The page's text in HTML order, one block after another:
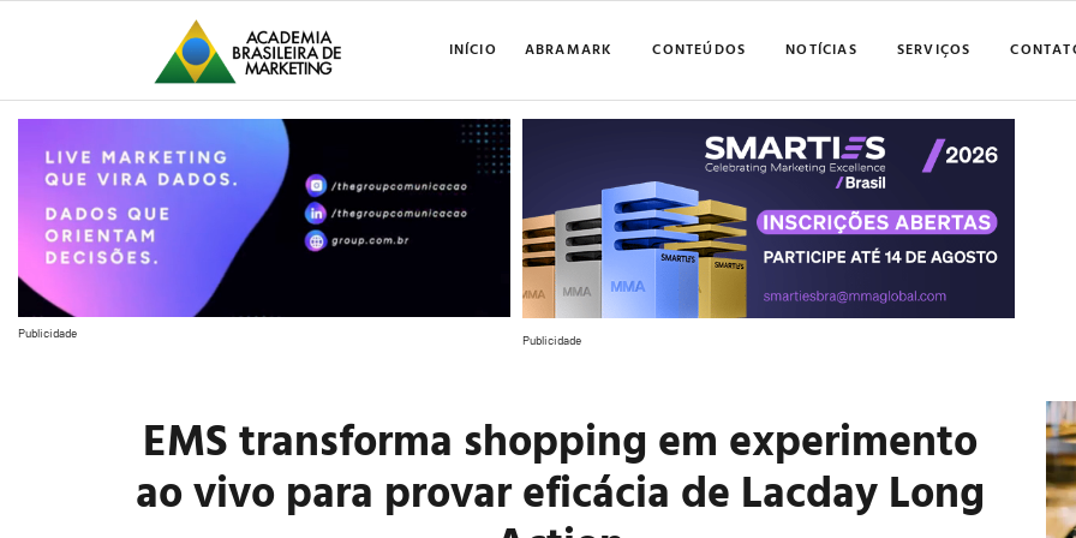
INÍCIO ABRAMARK CONTEÚDOS NOTÍCIAS SERVIÇOS
Publicidade Publicidade
EMS transforma shopping em experimento
ao vivo para provar eficácia de Lacday Long